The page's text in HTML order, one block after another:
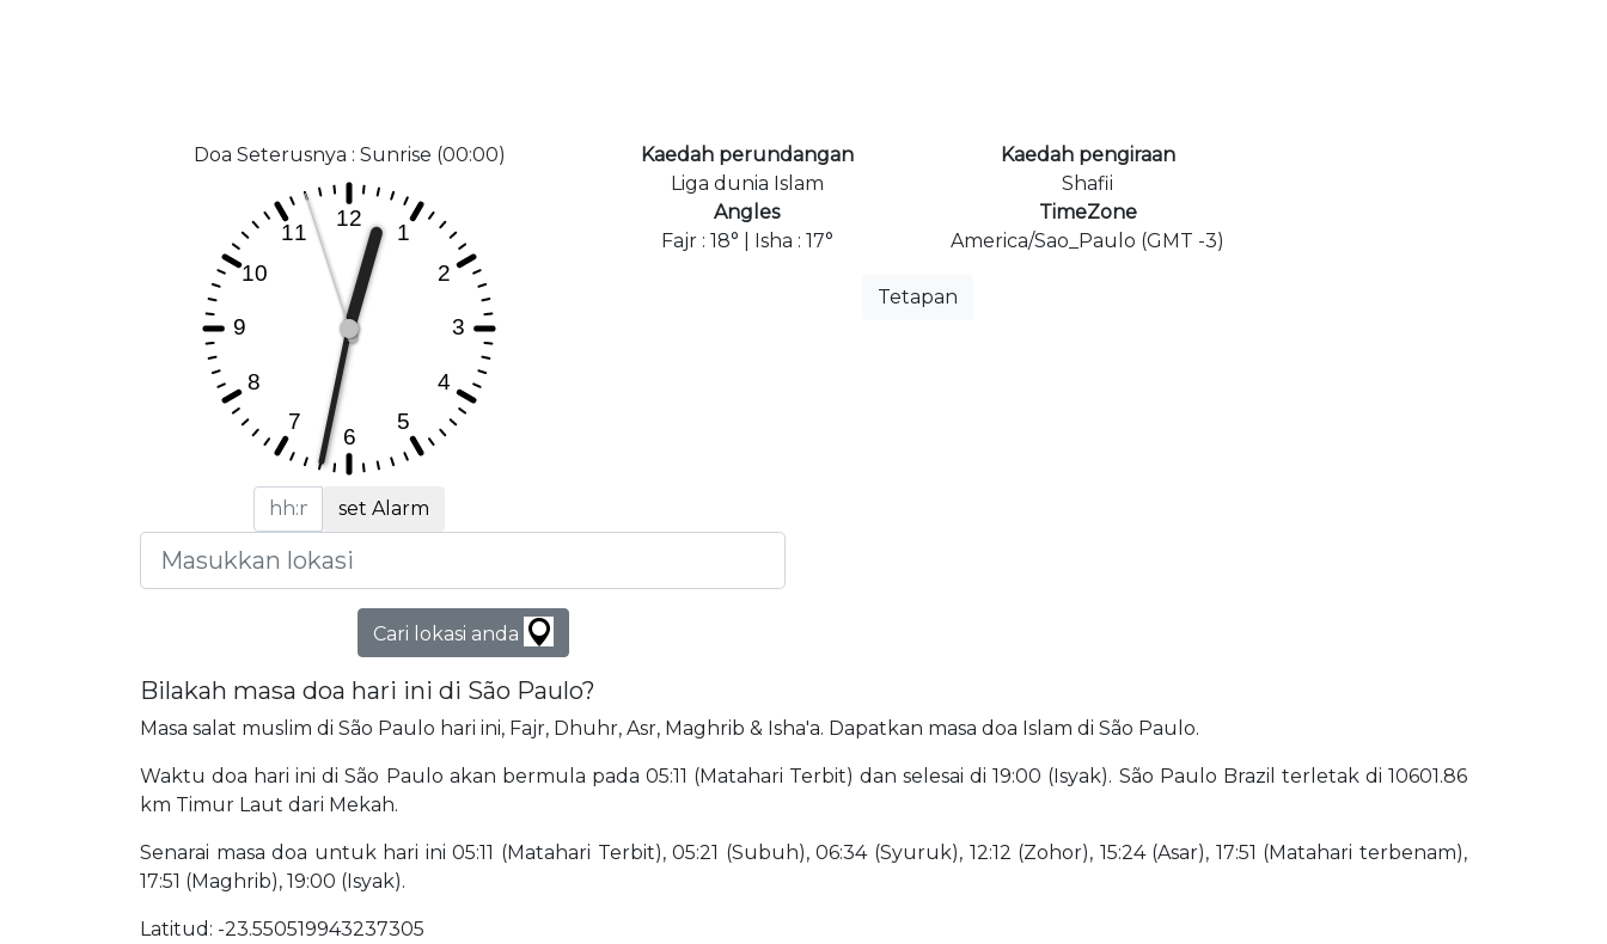
Doa Seterusnya : Sunrise (00:00)
set Alarm
Kaedah perundangan
Liga dunia Islam
Kaedah pengiraan
Shafii
Angles
Fajr : 18° | Isha : 17°
TimeZone
America/Sao_Paulo (GMT -3)
Tetapan
Cari lokasi anda
Bilakah masa doa hari ini di São Paulo?
Masa salat muslim di São Paulo hari ini, Fajr, Dhuhr, Asr, Maghrib & Isha'a. Dapatkan masa doa Islam di São Paulo.
Waktu doa hari ini di São Paulo akan bermula pada 05:11 (Matahari Terbit) dan selesai di 19:00 (Isyak). São Paulo Brazil terletak di 10601.86
km Timur Laut dari Mekah.
Senarai masa doa untuk hari ini 05:11 (Matahari Terbit), 05:21 (Subuh), 06:34 (Syuruk), 12:12 (Zohor), 15:24 (Asar), 17:51 (Matahari terbenam),
17:51 (Maghrib), 19:00 (Isyak).
Latitud: -23.550519943237305